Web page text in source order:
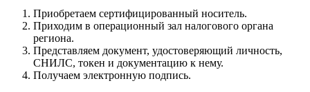
Приобретаем сертифицированный носитель.
Приходим в операционный зал налогового органа
региона.
Представляем документ, удостоверяющий личность,
СНИЛС, токен и документацию к нему.
Получаем электронную подпись.